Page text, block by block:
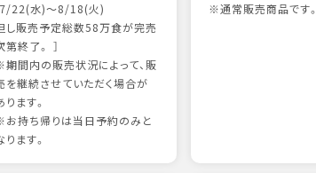
22(水)～8/18(火)
し販売予定総数58万食が完売
第終了。 ］
間内の販売状況によって、販
を継続させていただく場合が
ります。
持ち帰りは当日予約のみと
ります。
※通常販売商品です。